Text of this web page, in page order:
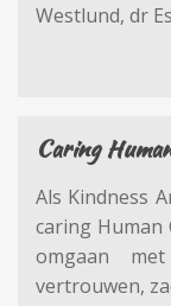
Westlund, dr
Caring
Als Kindness
caring Human
omgaan
vertrouwen,